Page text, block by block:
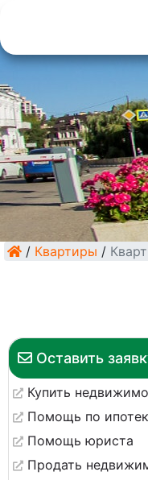
/ Квартиры /
Оставить
Купить
Помощь по
Помощь юриста
Продать